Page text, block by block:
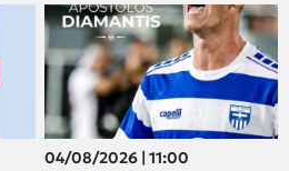
04/08/2026 | 11:00